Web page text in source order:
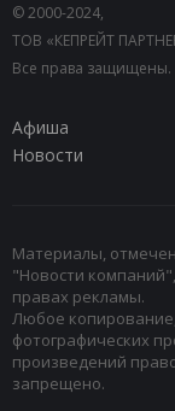
© 2000-2024,
ТОВ «КЕПРЕЙТ
Все права защищены.
Афиша
Новости
Материалы,
"Новости
правах рекламы.
Любое
фотографических
произведений
запрещено.